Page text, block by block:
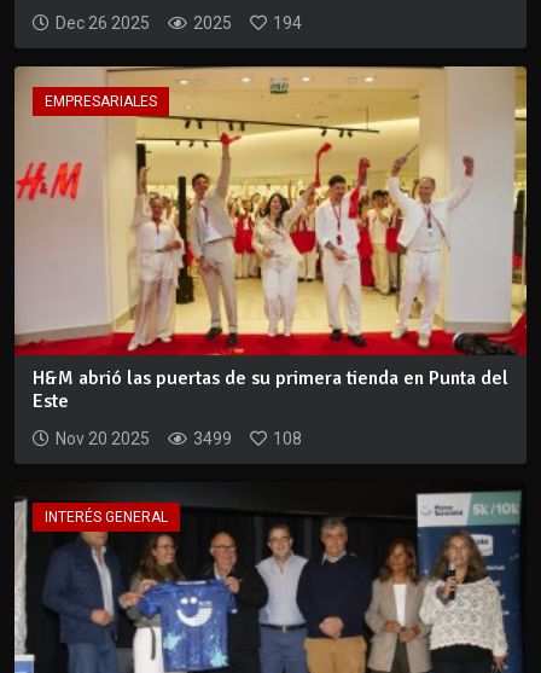
Dec 26 2025 2025 194
EMPRESARIALES
H&M abrió las puertas de su primera tienda en Punta del
Este
Nov 20 2025 3499 108
INTERÉS GENERAL